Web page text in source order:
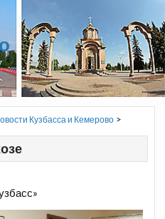
Кузбасса и Кемерово>